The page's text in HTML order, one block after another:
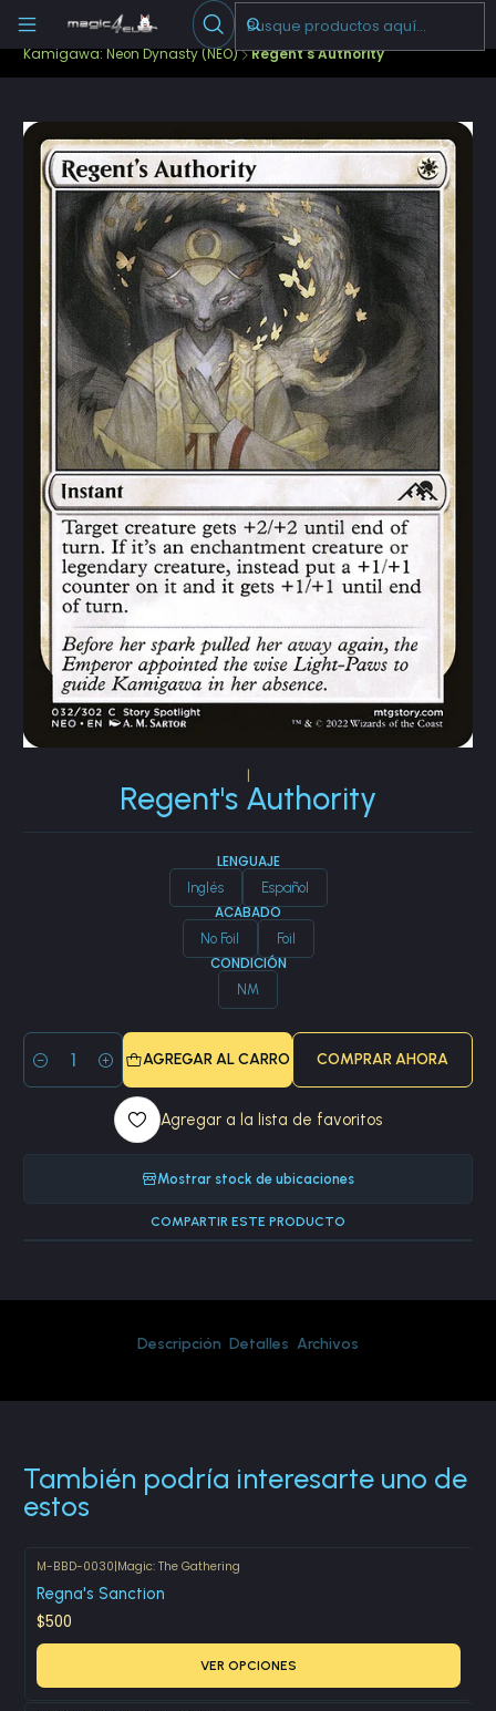
Escribenos
Cartas Sueltas Magic Pioneer
Kamigawa: Neon Dynasty (NEO) Regent's Authority
Regent's Authority
LENGUAJE
Inglés Español
ACABADO
No Foil Foil
CONDICIÓN
NM
Cantidad
AGREGAR AL CARRO COMPRAR AHORA
Agregar a la lista de favoritos
Mostrar stock de ubicaciones
COMPARTIR ESTE PRODUCTO
Descripción Detalles Archivos
También podría interesarte uno de
estos
M-BBD-0030|Magic: The Gathering
Regna's Sanction
$500
VER OPCIONES